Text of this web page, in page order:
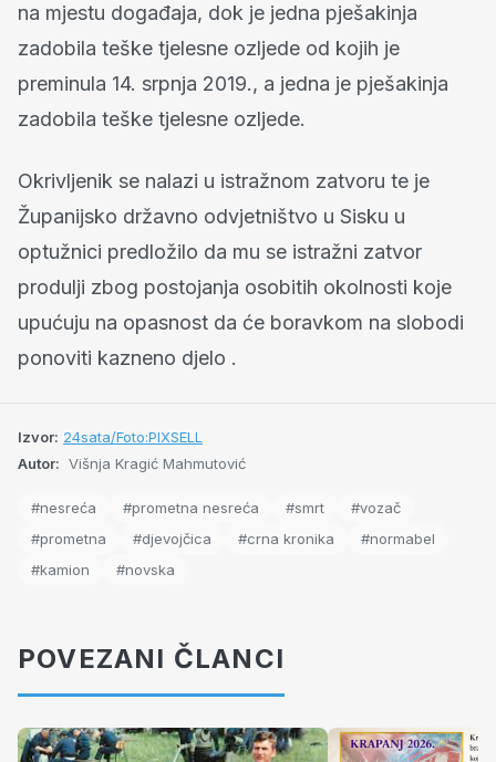
na mjestu događaja, dok je jedna pješakinja
zadobila teške tjelesne ozljede od kojih je
preminula 14. srpnja 2019., a jedna je pješakinja
zadobila teške tjelesne ozljede.
Okrivljenik se nalazi u istražnom zatvoru te je
Županijsko državno odvjetništvo u Sisku u
optužnici predložilo da mu se istražni zatvor
produlji zbog postojanja osobitih okolnosti koje
upućuju na opasnost da će boravkom na slobodi
ponoviti kazneno djelo .
Izvor: 24sata/Foto:PIXSELL
Autor: Višnja Kragić Mahmutović
#nesreća #prometna nesreća #smrt
#vozač
#prometna
#djevojčica #crna kronika
#normabel
#kamion
#novska
POVEZANI ČLANCI